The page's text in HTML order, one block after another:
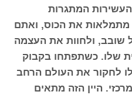
המתגרות
את הכוס, ואתם
שובב, ולחוות את העצמה
שלו. כשתפתחו בקבוק
לחקור את העולם הרחב
היין הזה מתאים